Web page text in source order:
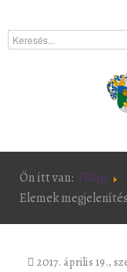
Ön itt van: Főlap
Elemek
2017. április 19.,